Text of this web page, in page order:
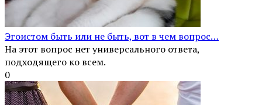
Эгоистом быть или не быть, вот в чем вопрос…
На этот вопрос нет универсального ответа,
подходящего ко всем.
0